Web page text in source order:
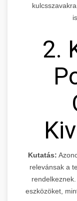
2.
Kutatás:
relevánsak a
eszközöket,